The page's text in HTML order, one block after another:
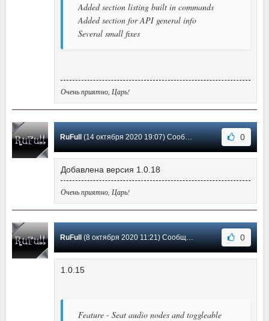
Added section listing built in commands
Added section for API general info
Several small fixes
Очень приятно, Царь!
RuFull (14 октября 2020 19:07) Сообщение #25 0
Добавлена версия 1.0.18
Очень приятно, Царь!
RuFull (8 октября 2020 11:21) Сообщение #24 0
1.0.15
Feature - Seat audio nodes and toggleable